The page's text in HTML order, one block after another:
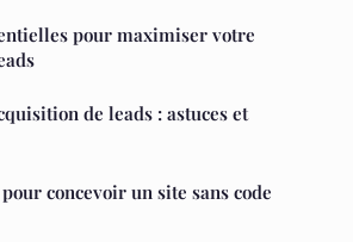
pour maximiser votre
de leads : astuces et
concevoir un site sans code